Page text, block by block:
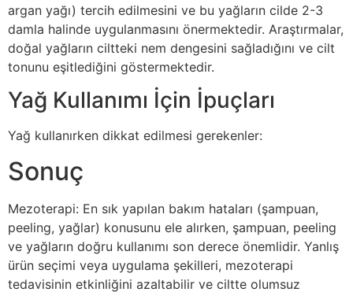
argan yağı) tercih edilmesini ve bu yağların cilde 2-3
damla halinde uygulanmasını önermektedir. Araştırmalar,
doğal yağların ciltteki nem dengesini sağladığını ve cilt
tonunu eşitlediğini göstermektedir.
Yağ Kullanımı İçin İpuçları
Yağ kullanırken dikkat edilmesi gerekenler:
Sonuç
Mezoterapi: En sık yapılan bakım hataları (şampuan,
peeling, yağlar) konusunu ele alırken, şampuan, peeling
ve yağların doğru kullanımı son derece önemlidir. Yanlış
ürün seçimi veya uygulama şekilleri, mezoterapi
tedavisinin etkinliğini azaltabilir ve ciltte olumsuz